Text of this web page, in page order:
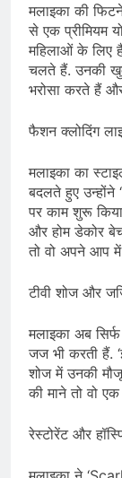
मलाइका की
से एक प्रीमियम
महिलाओं के लिए
चलते हैं. उनकी
भरोसा करते हैं
फैशन क्लोदिंग
मलाइका का
बदलते हुए उन्होंने
पर काम शुरू
और होम डेकोर
तो वो अपने आप
टीवी शोज और
मलाइका अब
जज भी करती हैं.
शोज में उनकी
की माने तो वो
रेस्टोरेंट और